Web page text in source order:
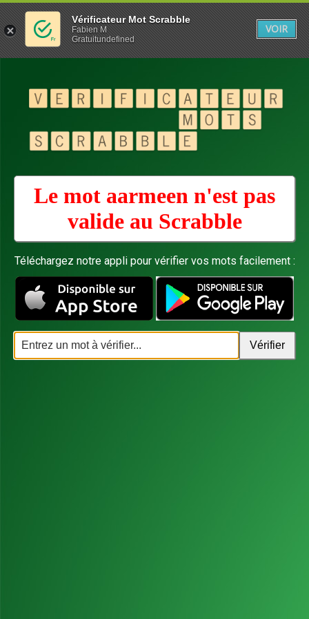
Le mot aarmeen n'est pas
valide au Scrabble
Téléchargez notre appli pour vérifier vos mots facilement :
Vérificateur Mot Scrabble
Fabien M
Gratuitundefined
VOIR